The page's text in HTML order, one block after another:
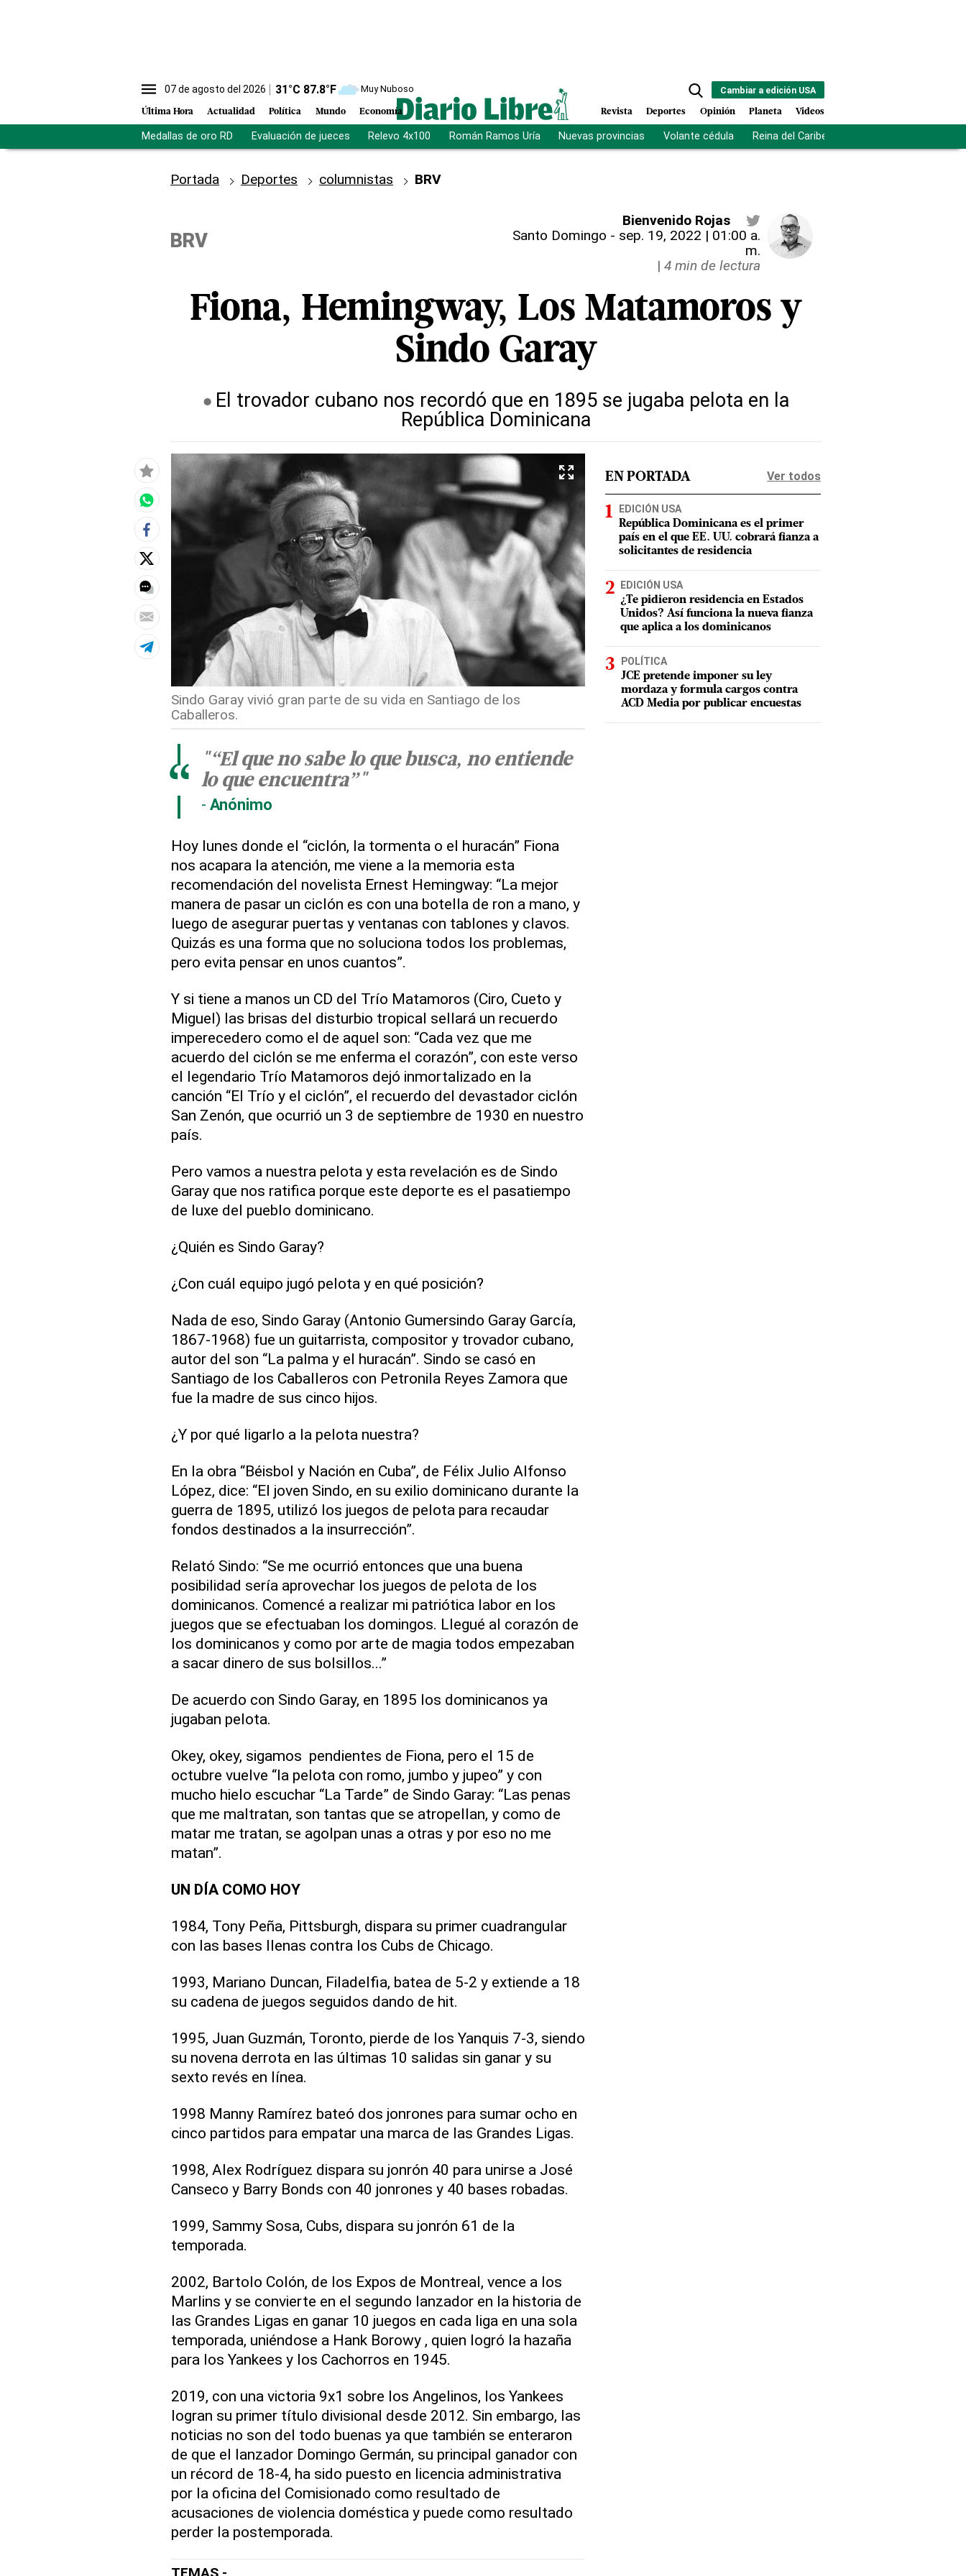
07 de agosto del 2026 31°C 87.8°F Muy Nuboso
Última Hora Actualidad Política Mundo Economía
Cambiar a edición USA
Revista Deportes Opinión Planeta Videos
Medallas de oro RD Evaluación de jueces Relevo 4x100 Román Ramos Uría Nuevas provincias Volante cédula Reina del Caribe
Portada Deportes columnistas BRV
BRV
Bienvenido Rojas
Santo Domingo - sep. 19, 2022 | 01:00 a.
m.
| 4 min de lectura
Fiona, Hemingway, Los Matamoros y
Sindo Garay
El trovador cubano nos recordó que en 1895 se jugaba pelota en la
República Dominicana
Sindo Garay vivió gran parte de su vida en Santiago de los
Caballeros.
"“El que no sabe lo que busca, no entiende
lo que encuentra”"
Anónimo
“
Hoy lunes donde el “ciclón, la tormenta o el huracán” Fiona
nos acapara la atención, me viene a la memoria esta
recomendación del novelista Ernest Hemingway: “La mejor
manera de pasar un ciclón es con una botella de ron a mano, y
luego de asegurar puertas y ventanas con tablones y clavos.
Quizás es una forma que no soluciona todos los problemas,
pero evita pensar en unos cuantos”.
Y si tiene a manos un CD del Trío Matamoros (Ciro, Cueto y
Miguel) las brisas del disturbio tropical sellará un recuerdo
imperecedero como el de aquel son: “Cada vez que me
acuerdo del ciclón se me enferma el corazón”, con este verso
el legendario Trío Matamoros dejó inmortalizado en la
canción “El Trío y el ciclón”, el recuerdo del devastador ciclón
San Zenón, que ocurrió un 3 de septiembre de 1930 en nuestro
país.
Pero vamos a nuestra pelota y esta revelación es de Sindo
Garay que nos ratifica porque este deporte es el pasatiempo
de luxe del pueblo dominicano.
¿Quién es Sindo Garay?
¿Con cuál equipo jugó pelota y en qué posición?
Nada de eso, Sindo Garay (Antonio Gumersindo Garay García,
1867-1968) fue un guitarrista, compositor y trovador cubano,
autor del son “La palma y el huracán”. Sindo se casó en
Santiago de los Caballeros con Petronila Reyes Zamora que
fue la madre de sus cinco hijos.
¿Y por qué ligarlo a la pelota nuestra?
En la obra “Béisbol y Nación en Cuba”, de Félix Julio Alfonso
López, dice: “El joven Sindo, en su exilio dominicano durante la
guerra de 1895, utilizó los juegos de pelota para recaudar
fondos destinados a la insurrección”.
Relató Sindo: “Se me ocurrió entonces que una buena
posibilidad sería aprovechar los juegos de pelota de los
dominicanos. Comencé a realizar mi patriótica labor en los
juegos que se efectuaban los domingos. Llegué al corazón de
los dominicanos y como por arte de magia todos empezaban
a sacar dinero de sus bolsillos...”
De acuerdo con Sindo Garay, en 1895 los dominicanos ya
jugaban pelota.
Okey, okey, sigamos pendientes de Fiona, pero el 15 de
octubre vuelve “la pelota con romo, jumbo y jupeo” y con
mucho hielo escuchar “La Tarde” de Sindo Garay: “Las penas
que me maltratan, son tantas que se atropellan, y como de
matar me tratan, se agolpan unas a otras y por eso no me
matan”.
UN DÍA COMO HOY
1984, Tony Peña, Pittsburgh, dispara su primer cuadrangular
con las bases llenas contra los Cubs de Chicago.
1993, Mariano Duncan, Filadelfia, batea de 5-2 y extiende a 18
su cadena de juegos seguidos dando de hit.
1995, Juan Guzmán, Toronto, pierde de los Yanquis 7-3, siendo
su novena derrota en las últimas 10 salidas sin ganar y su
sexto revés en línea.
1998 Manny Ramírez bateó dos jonrones para sumar ocho en
cinco partidos para empatar una marca de las Grandes Ligas.
1998, Alex Rodríguez dispara su jonrón 40 para unirse a José
Canseco y Barry Bonds con 40 jonrones y 40 bases robadas.
1999, Sammy Sosa, Cubs, dispara su jonrón 61 de la
temporada.
2002, Bartolo Colón, de los Expos de Montreal, vence a los
Marlins y se convierte en el segundo lanzador en la historia de
las Grandes Ligas en ganar 10 juegos en cada liga en una sola
temporada, uniéndose a Hank Borowy , quien logró la hazaña
para los Yankees y los Cachorros en 1945.
2019, con una victoria 9x1 sobre los Angelinos, los Yankees
logran su primer título divisional desde 2012. Sin embargo, las
noticias no son del todo buenas ya que también se enteraron
de que el lanzador Domingo Germán, su principal ganador con
un récord de 18-4, ha sido puesto en licencia administrativa
por la oficina del Comisionado como resultado de
acusaciones de violencia doméstica y puede como resultado
perder la postemporada.
EN PORTADA Ver todos
EDICIÓN USA
República Dominicana es el primer
país en el que EE. UU. cobrará fianza a
solicitantes de residencia
EDICIÓN USA
¿Te pidieron residencia en Estados
Unidos? Así funciona la nueva fianza
que aplica a los dominicanos
POLÍTICA
JCE pretende imponer su ley
mordaza y formula cargos contra
ACD Media por publicar encuestas